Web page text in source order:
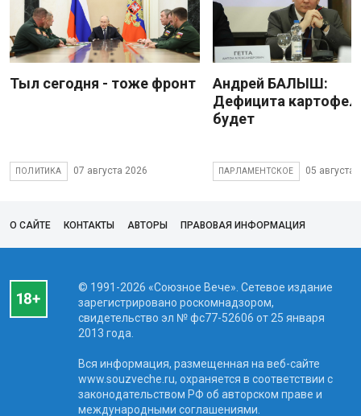
Тыл сегодня - тоже фронт
ПОЛИТИКА 07 августа 2026
Андрей БАЛЫШ:
Дефицита
будет
ПАРЛАМЕНТСКОЕ 05 августа
О САЙТЕ КОНТАКТЫ АВТОРЫ ПРАВОВАЯ ИНФОРМАЦИЯ
© 1991-2026 «Союзное Вече». Сетевое издание
зарегистрировано роскомнадзором,
свидетельство эл № фc77-52606 от 25 января
2013 года.
Вся информация, размещенная на веб-сайте
www.souzveche.ru, охраняется в соответствии с
законодательством РФ об авторском праве и
международными соглашениями.